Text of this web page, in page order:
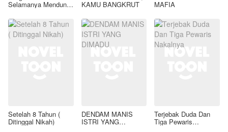
Selamanya Mendung, KAMU BANGKRUT MAFIA
Setelah 8 Tahun (
Ditinggal Nikah)
DENDAM MANIS
ISTRI YANG
Terjebak Duda Dan
Tiga Pewaris